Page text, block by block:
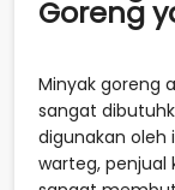
Goreng
Minyak goreng
sangat
digunakan oleh
warteg, penjual